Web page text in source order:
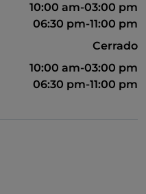
10:00 am-03:00 pm
06:30 pm-11:00 pm
Cerrado
10:00 am-03:00 pm
06:30 pm-11:00 pm